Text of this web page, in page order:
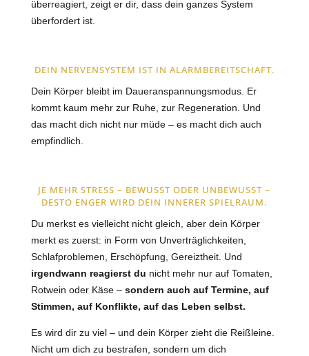
überreagiert, zeigt er dir, dass dein ganzes System
überfordertist.
DEIN NERVENSYSTEM IST IN ALARMBEREITSCHAFT.
Dein Körper bleibt im Daueranspannungsmodus. Er
kommt kaum mehr zur Ruhe, zur Regeneration. Und
das macht dich nicht nur müde – es macht dich auch
empfindlich.
JE MEHR STRESS – BEWUSST ODER UNBEWUSST –
DESTO ENGER WIRD DEIN INNERER SPIELRAUM.
Du merkst es vielleicht nicht gleich, aber dein Körper
merkt es zuerst: in Form von Unverträglichkeiten,
Schlafproblemen, Erschöpfung, Gereiztheit. Und
irgendwann reagierst du nicht mehr nur auf Tomaten,
Rotwein oder Käse – sondern auch auf Termine, auf
Stimmen, auf Konflikte, auf das Leben selbst.
Es wird dir zu viel– und dein Körper zieht die Reißleine.
Nicht um dich zu bestrafen, sondern um dich